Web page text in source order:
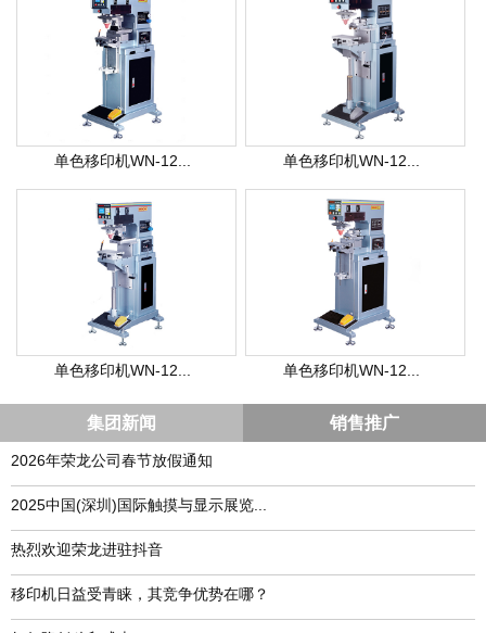
单色移印机WN-12... 单色移印机WN-12...
单色移印机WN-12... 单色移印机WN-12...
集团新闻 销售推广
2026年荣龙公司春节放假通知
​2025中国(深圳)国际触摸与显示展览...
热烈欢迎荣龙进驻抖音
移印机日益受青睐，其竞争优势在哪？